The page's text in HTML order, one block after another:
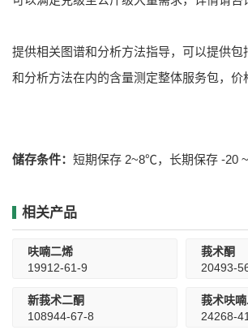
提供相关图谱和分析方法指导，可以提供包
和分析方法在内的含量测定整体服务包，价
储存条件： 短期保存 2~8℃，长期保存 -20
相关产品
呋喃二烯
19912-61-9
莪术酮
20493-
新莪术二酮
108944-67-8
莪术呋
24268-